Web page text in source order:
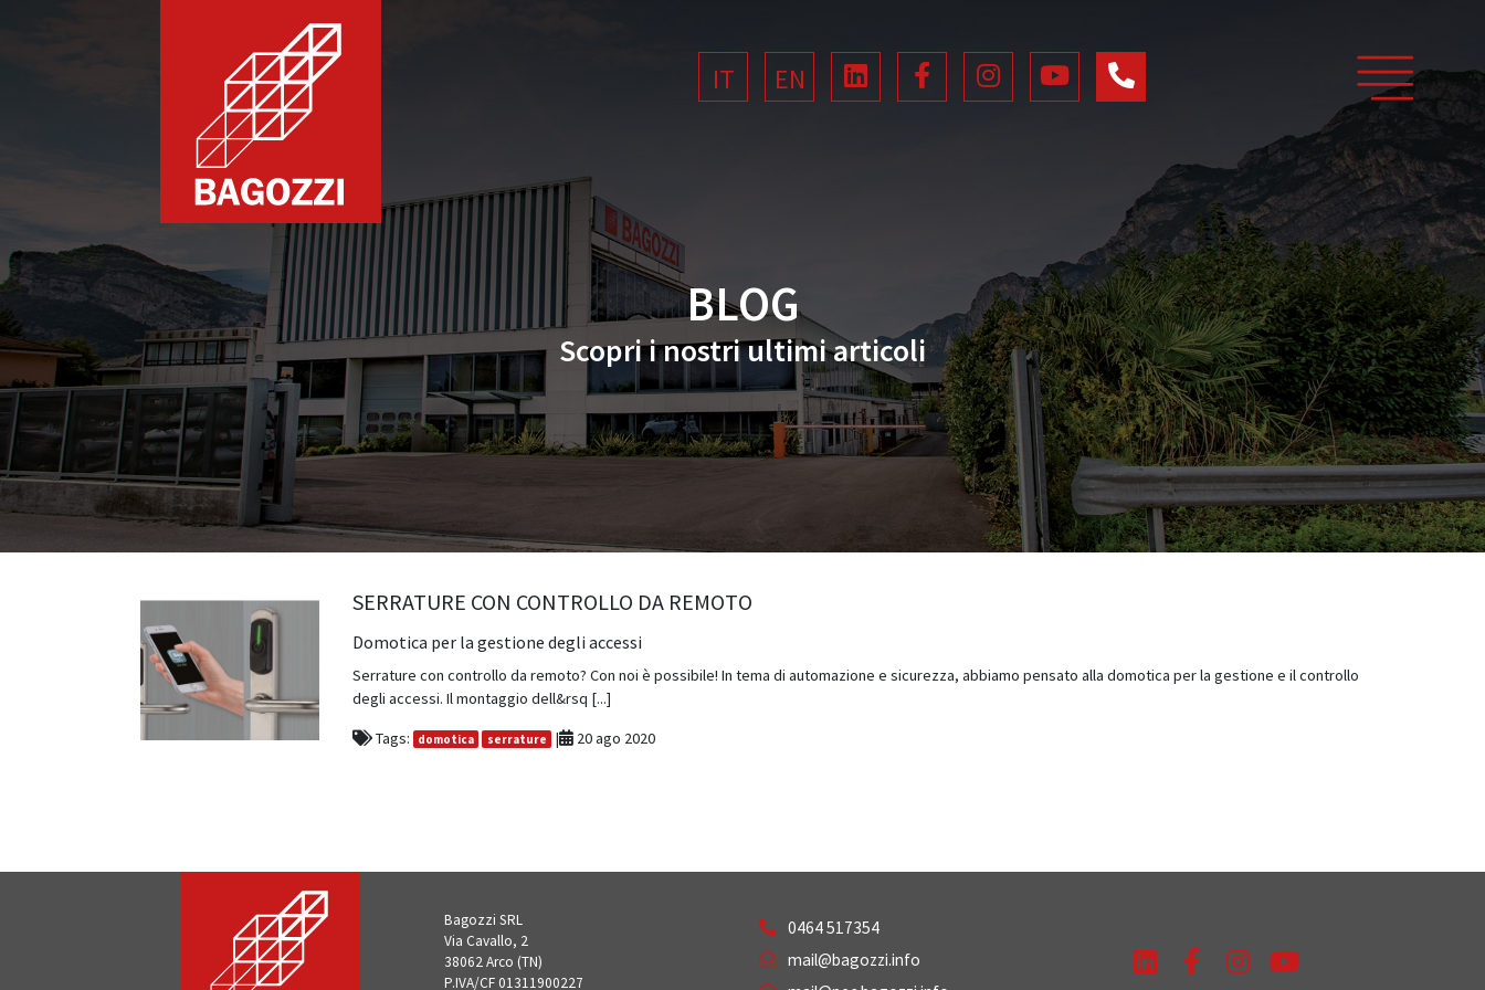
IT EN
BLOG
Scopri i nostri ultimi articoli
SERRATURE CON CONTROLLO DA REMOTO
Domotica per la gestione degli accessi
Serrature con controllo da remoto? Con noi è possibile! In tema di automazione e sicurezza, abbiamo pensato alla domotica per la gestione e il controllo
degli accessi. Il montaggio dell&rsq [...]
Tags:
domotica serrature | 20 ago 2020
Bagozzi SRL
Via Cavallo, 2
38062 Arco (TN)
P.IVA/CF 01311900227
0464 517354
mail@bagozzi.info